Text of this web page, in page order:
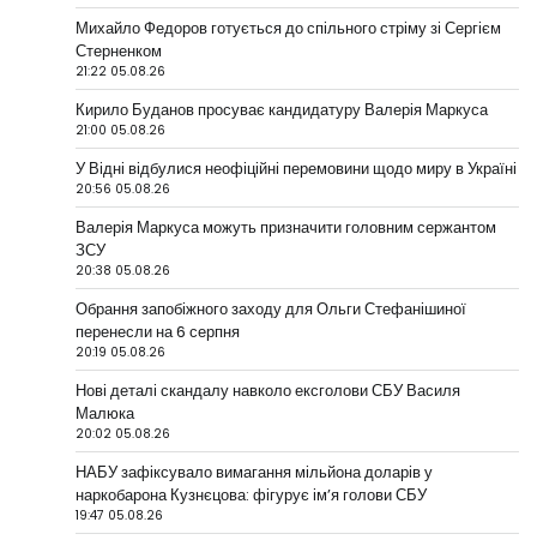
Михайло Федоров готується до спільного стріму зі Сергієм
Стерненком
21:22 05.08.26
Кирило Буданов просуває кандидатуру Валерія Маркуса
21:00 05.08.26
У Відні відбулися неофіційні перемовини щодо миру в Україні
20:56 05.08.26
Валерія Маркуса можуть призначити головним сержантом
ЗСУ
20:38 05.08.26
Обрання запобіжного заходу для Ольги Стефанішиної
перенесли на 6 серпня
20:19 05.08.26
Нові деталі скандалу навколо ексголови СБУ Василя
Малюка
20:02 05.08.26
НАБУ зафіксувало вимагання мільйона доларів у
наркобарона Кузнєцова: фігурує ім’я голови СБУ
19:47 05.08.26